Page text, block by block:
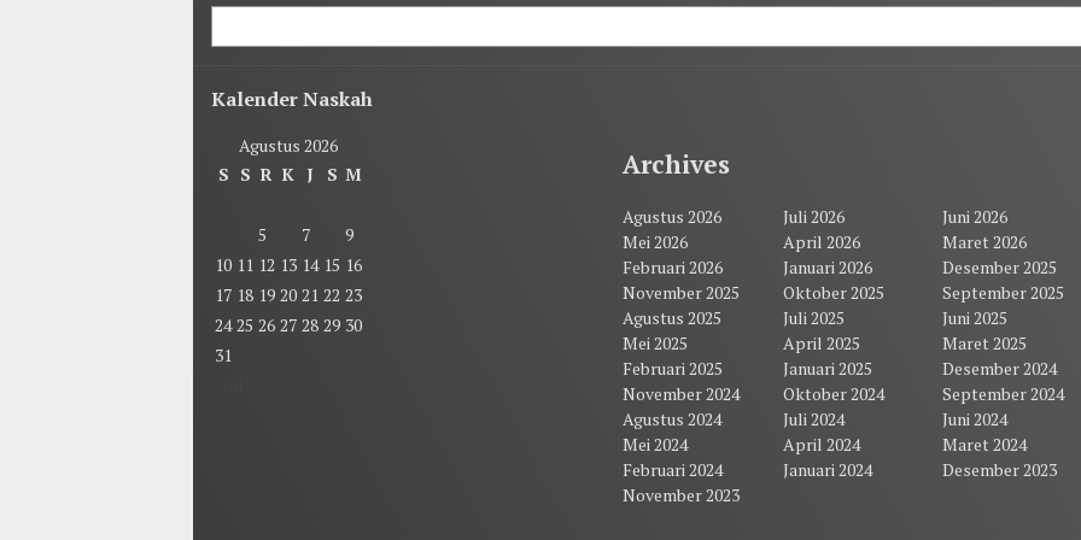
Kalender Naskah
Agustus 2026
S S R K J S M
5 7
9
10 11 12 13 14 15 16
17 18 19 20 21 22 23
24 25 26 27 28 29 30
31
Archives
Agustus 2026 Juli 2026
Juni 2026
Mei 2026
April 2026
Maret 2026
Februari 2026
Januari 2026
Desember 2025
November 2025
Oktober 2025
September 2025
Agustus 2025
Juli 2025
Juni 2025
Mei 2025
April 2025
Maret 2025
Februari 2025
Januari 2025
Desember 2024
November 2024
Oktober 2024
September 2024
Agustus 2024
Juli 2024
Juni 2024
Mei 2024
April 2024
Maret 2024
Februari 2024
Januari 2024
Desember 2023
November 2023